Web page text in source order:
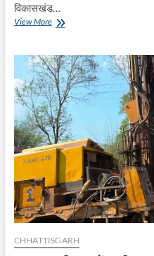
विकासखंड…
View Moreसुशासन
प्राप्त
आवेदनों
का
संवेदनशीलता
के
साथ
करें
निराकरण
CHHATTISGARH